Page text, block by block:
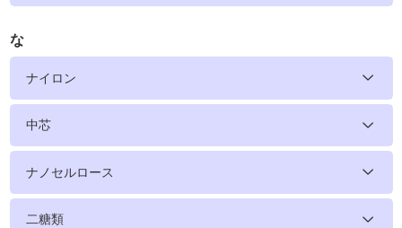
な
ナイロン
中芯
ナノセルロース
二糖類